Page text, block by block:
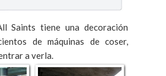
Saints tiene una decoración
de máquinas de coser,
a verla.